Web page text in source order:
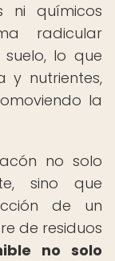
ni químicos
radicular
lo que
y nutrientes,
la
no solo
sino que
de un
de residuos
no solo